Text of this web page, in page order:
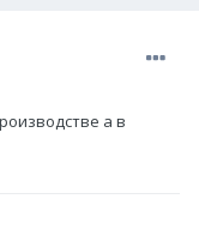
а в